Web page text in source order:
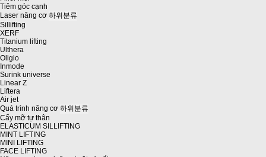
Tiêm góc cạnh
Laser nâng cơ 하위분류
Sillifting
XERF
Titanium lifting
Ulthera
Oligio
Inmode
Surink universe
Linear Z
Liftera
Air jet
Quá trình nâng cơ 하위분류
Cấy mỡ tự thân
ELASTICUM SILLIFTING
MINT LIFTING
MINI LIFTING
FACE LIFTING